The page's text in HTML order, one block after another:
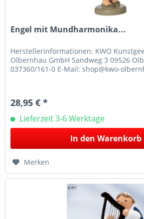
Engel mit Mundharmonika...
Herstellerinformationen: KWO
Olbernhau GmbH Sandweg 3 09526
037360/161-0 E-Mail: shop@kwo-
28,95 € *
Lieferzeit 3-6 Werktage
In den Warenkorb
Merken